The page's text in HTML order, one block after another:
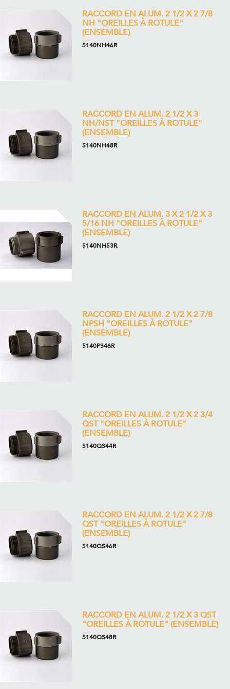
RACCORD EN ALUM. 2 1/2 X 2 7/8
NH "OREILLES À ROTULE"
(ENSEMBLE)
5140NH46R
RACCORD EN ALUM. 2 1/2 X 3
NH/NST "OREILLES À ROTULE"
(ENSEMBLE)
5140NH48R
RACCORD EN ALUM. 3 X 2 1/2 X 3
5/16 NH "OREILLES À ROTULE"
(ENSEMBLE)
5140NH53R
RACCORD EN ALUM. 2 1/2 X 2 7/8
NPSH "OREILLES À ROTULE"
(ENSEMBLE)
5140PS46R
RACCORD EN ALUM. 2 1/2 X 2 3/4
QST "OREILLES À ROTULE"
(ENSEMBLE)
5140QS44R
RACCORD EN ALUM. 2 1/2 X 2 7/8
QST "OREILLES À ROTULE"
(ENSEMBLE)
5140QS46R
RACCORD EN ALUM. 2 1/2 X 3 QST
"OREILLES À ROTULE" (ENSEMBLE)
5140QS48R